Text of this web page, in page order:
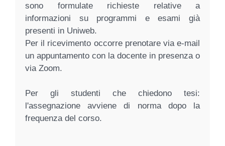
sono formulate richieste relative a
informazioni su programmi e esami già
presenti in Uniweb.
Per il ricevimento occorre prenotare via e-mail
un appuntamento con la docente in presenza o
via Zoom.
Per gli studenti che chiedono tesi:
l'assegnazione avviene di norma dopo la
frequenza del corso.